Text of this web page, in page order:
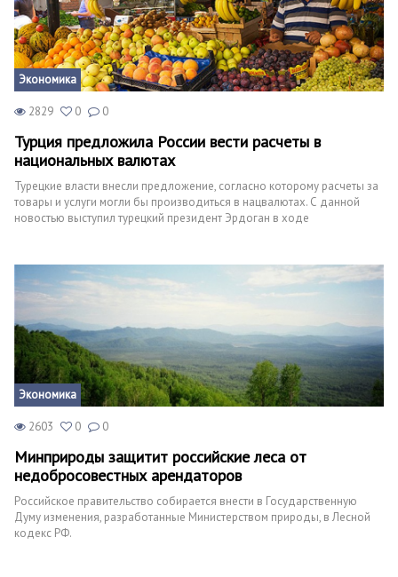
Экономика
2829 0 0
Турция предложила России вести расчеты в
национальных валютах
Турецкие власти внесли предложение, согласно которому расчеты за
товары и услуги могли бы производиться в нацвалютах. С данной
новостью выступил турецкий президент Эрдоган в ходе
Экономика
2603 0 0
Минприроды защитит российские леса от
недобросовестных арендаторов
Российское правительство собирается внести в Государственную
Думу изменения, разработанные Министерством природы, в Лесной
кодекс РФ.